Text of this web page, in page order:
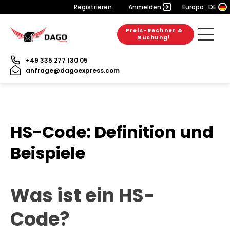
Registrieren Anmelden Europa DE
Preis-Rechner &
Buchung!
+49 335 277 130 05
anfrage@dagoexpress.com
HS-Code: Definition und
Beispiele
Was ist ein HS-
Code?